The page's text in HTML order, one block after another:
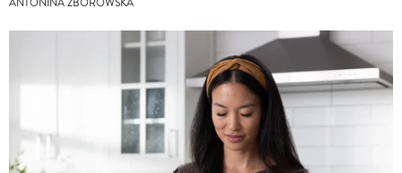
ANTONINA ZBOROWSKA